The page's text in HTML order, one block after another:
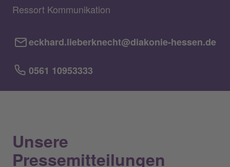
Ressort Kommunikation
eckhard.lieberknecht@diakonie-hessen.de
0561 10953333
Unsere
Pressemitteilungen